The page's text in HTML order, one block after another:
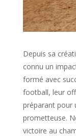
Depuis sa
connu un
formé avec
football, leur
préparant pour
prometteuse.
victoire au